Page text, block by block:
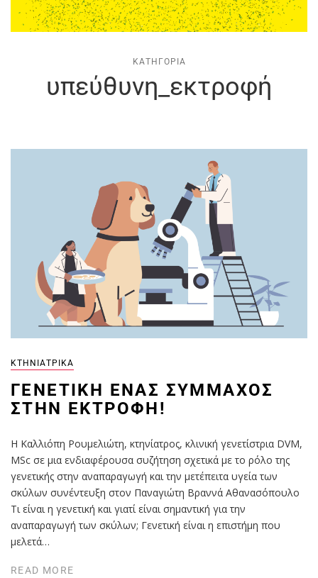
ΚΑΤΗΓΟΡΊΑ
υπεύθυνη_εκτροφή
ΚΤΗΝΙΑΤΡΙΚΆ
ΓΕΝΕΤΙΚΉ ΈΝΑΣ ΣΎΜΜΑΧΟΣ
ΣΤΗΝ ΕΚΤΡΟΦΉ!
H Καλλιόπη Ρουμελιώτη, κτηνίατρος, κλινική γενετίστρια DVM,
MSc σε μια ενδιαφέρουσα συζήτηση σχετικά με το ρόλο της
γενετικής στην αναπαραγωγή και την μετέπειτα υγεία των
σκύλων συνέντευξη στον Παναγιώτη Βραννά Αθανασόπουλο
Τι είναι η γενετική και γιατί είναι σημαντική για την
αναπαραγωγή των σκύλων; Γενετική είναι η επιστήμη που
μελετά…
READ MORE